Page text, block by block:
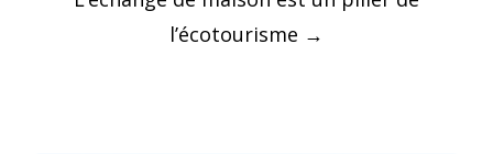
navigationl’écotourisme →